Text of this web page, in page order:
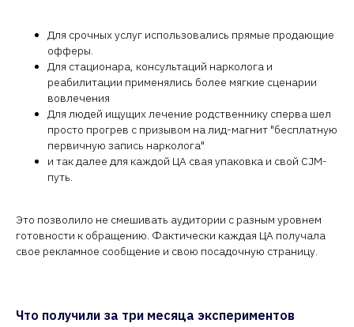
Для срочных услуг использовались прямые продающие
офферы.
Для стационара, консультаций нарколога и
реабилитации применялись более мягкие сценарии
вовлечения
Для людей ищущих лечение родственнику сперва шел
просто прогрев с призывом на лид-магнит "бесплатную
первичную запись нарколога"
и так далее для каждой ЦА свая упаковка и свой CJM-
путь.
Это позволило не смешивать аудитории с разным уровнем
готовности к обращению. Фактически каждая ЦА получала
свое рекламное сообщение и свою посадочную страницу.
Что получили за три месяца экспериментов